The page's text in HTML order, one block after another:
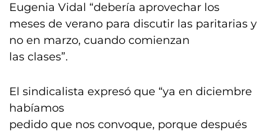
Eugenia Vidal “debería aprovechar los
meses de verano para discutir las paritarias y
no en marzo, cuando comienzan
las clases”.
El sindicalista expresó que “ya en diciembre
habíamos
pedido que nos convoque, porque después